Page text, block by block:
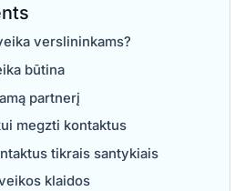
verslininkams?
būtina
partnerį
megzti kontaktus
tikrais santykiais
klaidos